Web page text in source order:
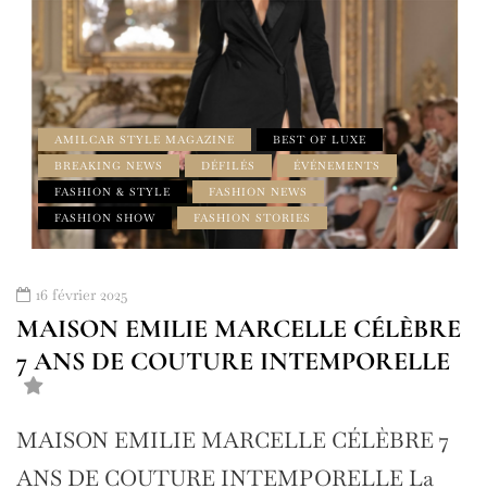
AMILCAR STYLE MAGAZINE
BEST OF LUXE
BREAKING NEWS
DÉFILÉS
ÉVÉNEMENTS
FASHION & STYLE
FASHION NEWS
FASHION SHOW
FASHION STORIES
16 février 2025
MAISON EMILIE MARCELLE CÉLÈBRE
7 ANS DE COUTURE INTEMPORELLE
MAISON EMILIE MARCELLE CÉLÈBRE 7
ANS DE COUTURE INTEMPORELLE La